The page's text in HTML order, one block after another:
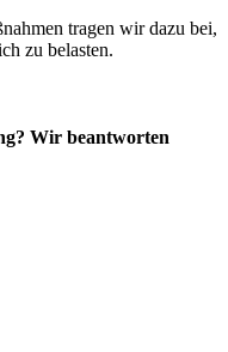
tragen wir dazu bei,
zu belasten.
Wir beantworten